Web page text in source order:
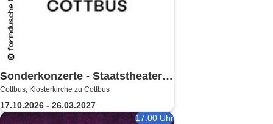
Sonderkonzerte - Staatstheater
Cottbus
Cottbus, Klosterkirche zu Cottbus
17.10.2026 - 26.03.2027
17:00 Uhr